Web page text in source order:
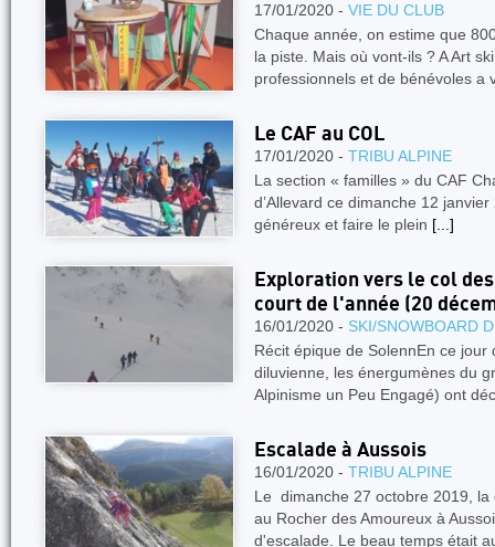
17/01/2020 - VIE DU CLUB
Chaque année, on estime que
la piste. Mais où vont-ils ? A Art
professionnels et de bénévoles a
Le CAF au COL
17/01/2020 - TRIBU ALPINE
La section « familles » du CAF
d’Allevard ce dimanche 12
généreux et faire le plein [...]
Exploration vers le col
court de l'année (20
16/01/2020 - SKI/SNOWBOARD
Récit épique de SolennEn ce
diluvienne, les énergumènes du
Alpinisme un Peu Engagé) ont
Escalade à Aussois
16/01/2020 - TRIBU ALPINE
Le dimanche 27 octobre 2019,
au Rocher des Amoureux à
d'escalade. Le beau temps était